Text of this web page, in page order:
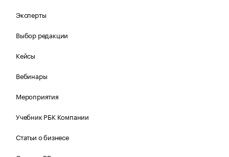
Эксперты
Выбор редакции
Кейсы
Вебинары
Мероприятия
Учебник РБК Компании
Статьи о бизнесе